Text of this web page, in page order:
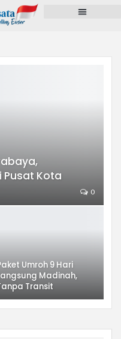
Pusat Kota
0
Umroh 9 Hari
Madinah,
Transit